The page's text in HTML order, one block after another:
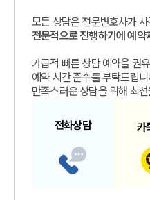
모든 상담은 전문변호사가
전문적으로 진행하기에 예약
가급적 빠른 상담 예약을 권
예약 시간 준수를 부탁드립니
만족스러운 상담을 위해 최
전화상담 카